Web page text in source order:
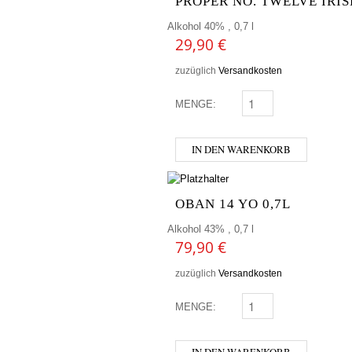
Alkohol 40% , 0,7 l
29,90 €
zuzüglich Versandkosten
MENGE: PROPER NO. TWELVE
IN DEN WARENKORB
OBAN 14 YO 0,7L
Alkohol 43% , 0,7 l
79,90 €
zuzüglich Versandkosten
MENGE: OBAN 14 YO 0,7L MENGE